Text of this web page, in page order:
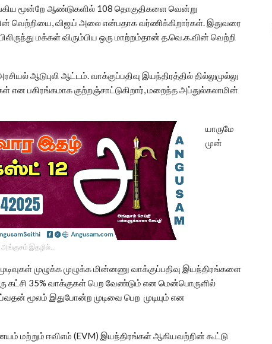
மூன்றே ஆண்டுகளில் 108 தொகுதிகளை வென்று
வெற்றியை, விஜய் அலை என்பதாக வர்ணிக்கிறார்கள். இதுவரை
மக்கள் விரும்பிய ஒரு மாற்றம்தான் த.வெ.க.வின் வெற்றி
ஆடுபுலி ஆட்டம். வாக்குப்பதிவு இயந்திரத்தில் தில்லுமுல்லு
என பகிரங்கமாக குற்றஞ்சாட்டுகிறார், மறைந்த அப்துல்கலாமின்
அங்குசம் இதழில்…
யாருமே
முன்
முழுக்க முழுக்க மின்னணு வாக்குப்பதிவு இயந்திரங்களை
கட்சி 35% வாக்குகள் பெற வேண்டும் என மென்பொருளில்
மூலம் இதுபோன்ற முடிவை பெற முடியும் என
மற்றும் ஈவிஎம் (EVM) இயந்திரங்கள் ஆகியவற்றின் கூட்டு